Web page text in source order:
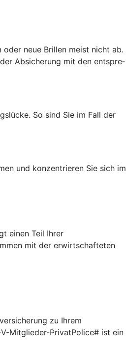
neue Brillen meist nicht ab.
Absicherung mit den entspre­
So sind Sie im Fall der
und konzentrieren Sie sich im
einen Teil Ihrer
mit der erwirtschafteten
zu Ihrem
Mitglieder-PrivatPolice# ist ein